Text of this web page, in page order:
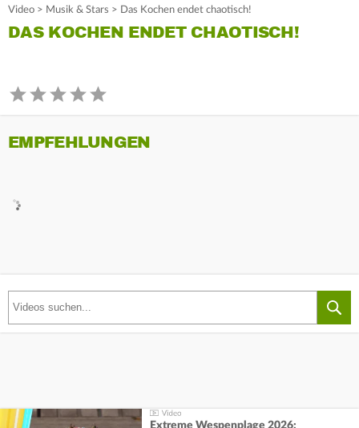
Video > Musik & Stars > Das Kochen endet chaotisch!
DAS KOCHEN ENDET CHAOTISCH!
EMPFEHLUNGEN